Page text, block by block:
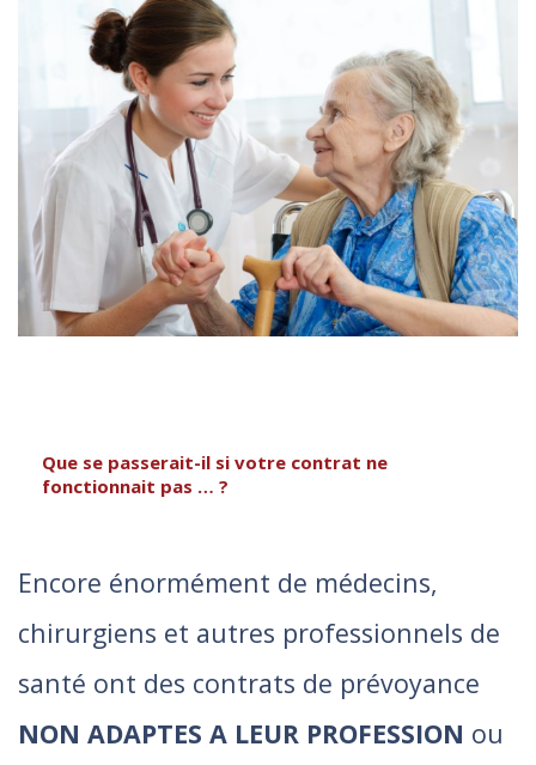
Que se passerait-il si votre contrat ne
fonctionnait pas … ?
Encore énormément de médecins,
chirurgiens et autres professionnels de
santé ont des contrats de prévoyance
NON ADAPTES A LEUR PROFESSION ou